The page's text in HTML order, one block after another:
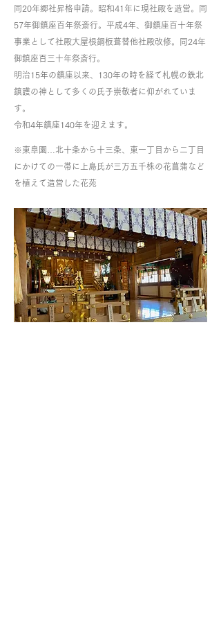
同20年郷社昇格申請。昭和41年に現社殿を造営。同
57年御鎮座百年祭斎行。平成4年、御鎮座百十年祭
事業として社殿大屋根銅板葺替他社殿改修。同24年
御鎮座百三十年祭斎行。
明治15年の鎮座以来、130年の時を経て札幌の鉄北
鎮護の神として多くの氏子崇敬者に仰がれていま
す。
令和4年鎮座140年を迎えます。
※東皐園…北十条から十三条、東一丁目から二丁目
にかけての一帯に上島氏が三万五千株の花菖蒲など
を植えて造営した花苑